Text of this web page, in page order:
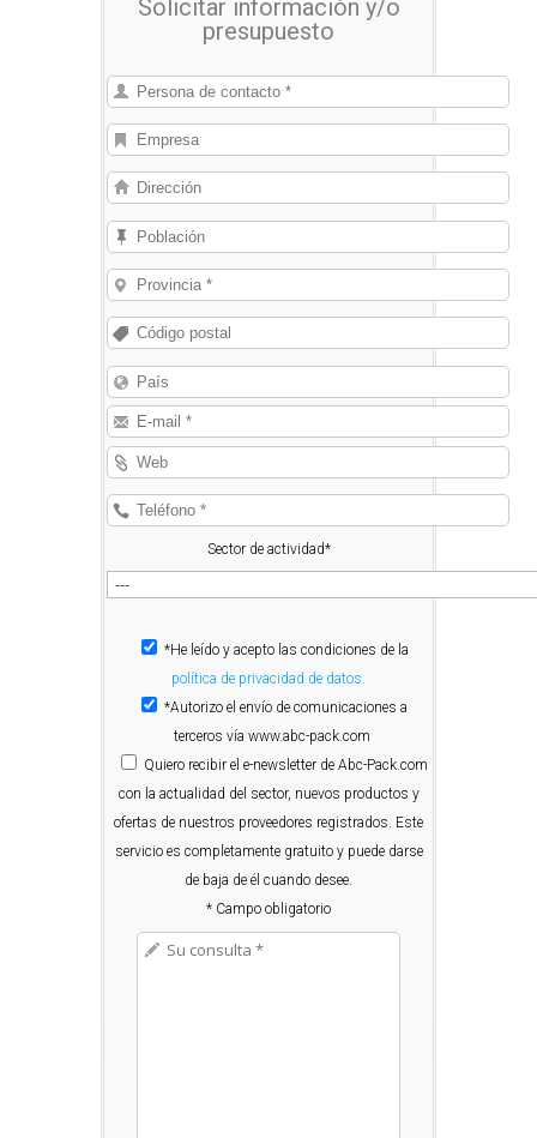
le pondremos en contacto con las
empresas que se los pueden
Solicitar información y/o
presupuesto
Sector de actividad*
*He leído y acepto las condiciones de la
política de privacidad de datos.
*Autorizo el envío de comunicaciones a
terceros vía www.abc-pack.com
Quiero recibir el e-newsletter de Abc-Pack.com
con la actualidad del sector, nuevos productos y
ofertas de nuestros proveedores registrados. Este
servicio es completamente gratuito y puede darse
de baja de él cuando desee.
* Campo obligatorio